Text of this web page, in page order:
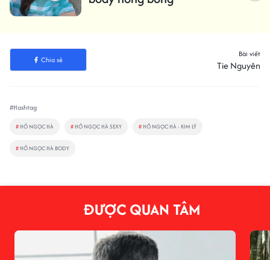
Chia sẻ
Bài viết
Tie Nguyên
#Hashtag
# HỒ NGỌC HÀ # HỒ NGỌC HÀ SEXY # HỒ NGỌC HÀ - KIM LÝ
# HỒ NGỌC HÀ BODY
ĐƯỢC QUAN TÂM